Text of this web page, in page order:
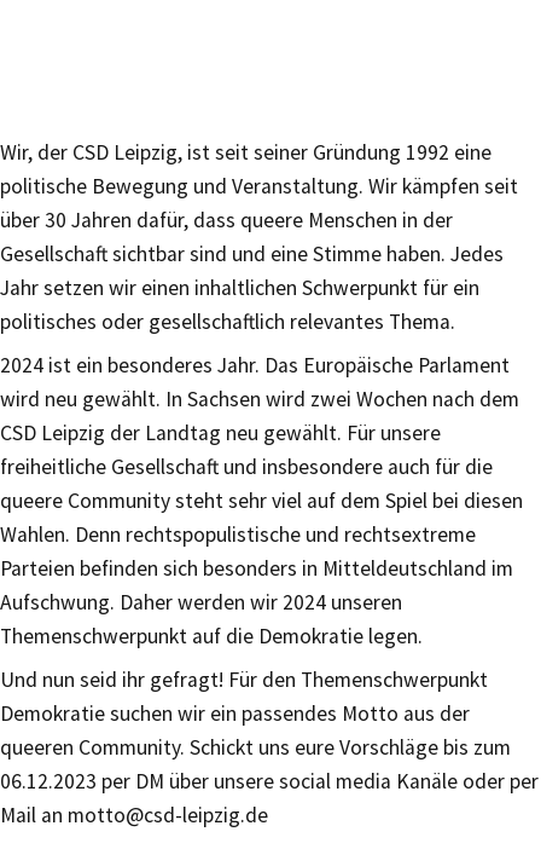
Wir, der CSD Leipzig, ist seit seiner Gründung 1992 eine
politische Bewegung und Veranstaltung. Wir kämpfen seit
über 30 Jahren dafür, dass queere Menschen in der
Gesellschaft sichtbar sind und eine Stimme haben. Jedes
Jahr setzen wir einen inhaltlichen Schwerpunkt für ein
politisches oder gesellschaftlich relevantes Thema.
2024 ist ein besonderes Jahr. Das Europäische Parlament
wird neu gewählt. In Sachsen wird zwei Wochen nach dem
CSD Leipzig der Landtag neu gewählt. Für unsere
freiheitliche Gesellschaft und insbesondere auch für die
queere Community steht sehr viel auf dem Spiel bei diesen
Wahlen. Denn rechtspopulistische und rechtsextreme
Parteien befinden sich besonders in Mitteldeutschland im
Aufschwung. Daher werden wir 2024 unseren
Themenschwerpunkt auf die Demokratie legen.
Und nun seid ihr gefragt! Für den Themenschwerpunkt
Demokratie suchen wir ein passendes Motto aus der
queeren Community. Schickt uns eure Vorschläge bis zum
06.12.2023 per DM über unsere social media Kanäle oder per
Mail an motto@csd-leipzig.de